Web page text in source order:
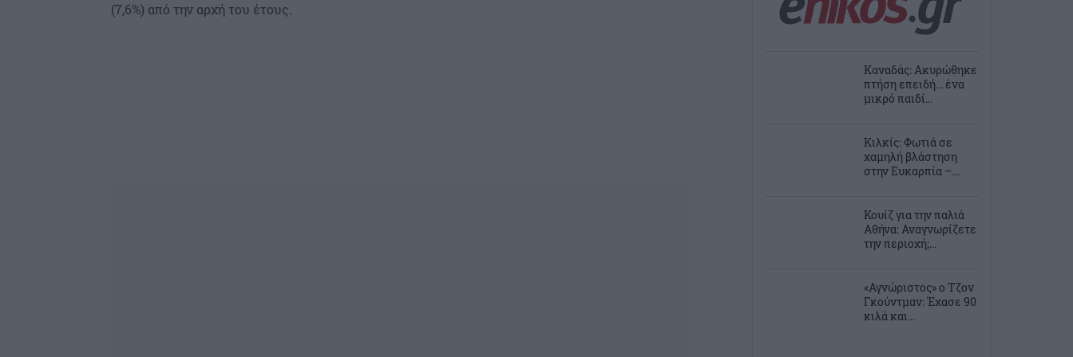
(7,6%) από την αρχή του έτους.
Καναδάς: Ακυρώθηκε
πτήση επειδή… ένα
μικρό παιδί...
Κιλκίς: Φωτιά σε
χαμηλή βλάστηση
στην Ευκαρπία –...
Κουίζ για την παλιά
Αθήνα: Αναγνωρίζετε
την περιοχή;...
«Αγνώριστος» ο Τζον
Γκούντμαν: Έχασε 90
κιλά και...